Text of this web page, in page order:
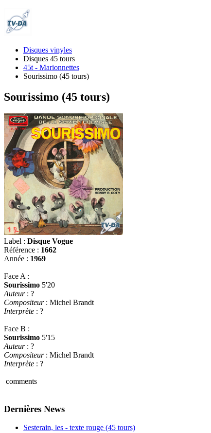
Disques vinyles
Disques 45 tours
45t - Marionnettes
Sourissimo (45 tours)
Sourissimo (45 tours)
Label : Disque Vogue
Référence : 1662
Année : 1969
Face A :
Sourissimo 5'20
Auteur: ?
Compositeur: Michel Brandt
Interprète : ?
Face B :
Sourissimo 5'15
Auteur: ?
Compositeur: Michel Brandt
Interprète : ?
comments
Dernières News
Sesterain, les - texte rouge (45 tours)